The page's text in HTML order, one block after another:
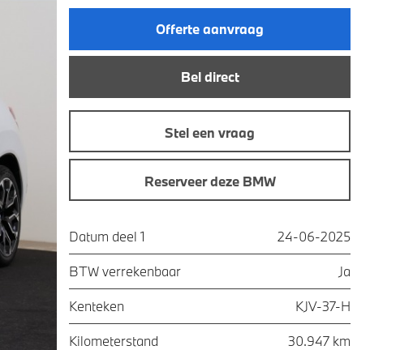
Offerte aanvraag
Bel direct
Stel een vraag
Reserveer deze BMW
Datum deel 1 24-06-2025
BTW verrekenbaar Ja
Kenteken KJV-37-H
Kilometerstand 30.947 km